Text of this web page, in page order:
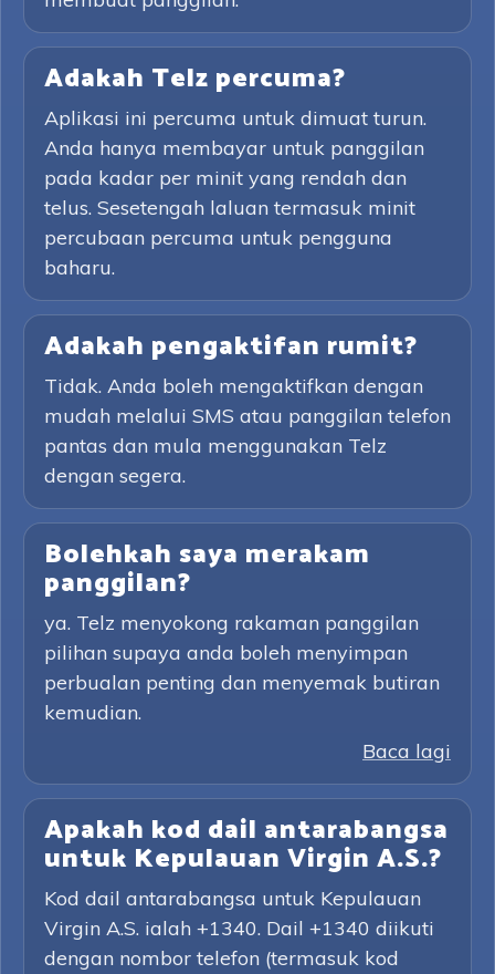
Adakah Telz percuma?
Aplikasi ini percuma untuk dimuat turun.
Anda hanya membayar untuk panggilan
pada kadar per minit yang rendah dan
telus. Sesetengah laluan termasuk minit
percubaan percuma untuk pengguna
baharu.
Adakah pengaktifan rumit?
Tidak. Anda boleh mengaktifkan dengan
mudah melalui SMS atau panggilan telefon
pantas dan mula menggunakan Telz
dengan segera.
Bolehkah saya merakam
panggilan?
ya. Telz menyokong rakaman panggilan
pilihan supaya anda boleh menyimpan
perbualan penting dan menyemak butiran
kemudian.
Baca lagi
Apakah kod dail antarabangsa
untuk Kepulauan Virgin A.S.?
Kod dail antarabangsa untuk Kepulauan
Virgin A.S. ialah +1340. Dail +1340 diikuti
dengan nombor telefon (termasuk kod